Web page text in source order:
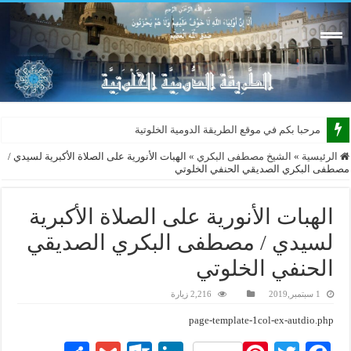
مرحبا بكم في موقع الطريقة الدومية الخلوتية بشكله ا
الرئيسية » الشيخ مصطفى البكري » الهبات الأنورية على الصلاة الأكبرية لسيدي /
مصطفى البكري الصديقي الحنفي الخلوتي
الهبات الأنورية على الصلاة الأكبرية
لسيدي / مصطفى البكري الصديقي
الحنفي الخلوتي
1 سبتمبر,2019 2,216 زيارة
page-template-1col-ex-autdio.php